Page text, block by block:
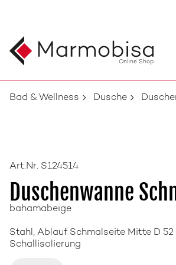
Online Shop
Bad & Wellness Dusche
Art.Nr. S124514
Duschenwanne
bahamabeige
Stahl, Ablauf Schmalseite Mitte D 52
Schallisolierung